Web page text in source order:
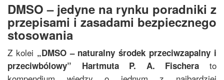
DMSO – jedyne na rynku poradniki z
przepisami i zasadami bezpiecznego
stosowania
Z kolei „DMSO – naturalny środek przeciwzapalny i
przeciwbólowy” Hartmuta P. A. Fischera to